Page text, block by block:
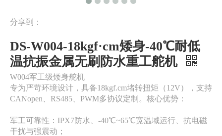
分享到：
DS-W004-18kgf·cm矮身-40℃耐低
温抗振金属无刷防水重工舵机
W004军工级矮身舵机
专为严苛环境设计，具备18kgf.cm堵转扭矩（12V），支持
CANopen、RS485、PWM多协议定制。核心优势：
军工可靠性：IPX7防水、-40℃~65℃宽温域运行、抗电磁
干扰与强震动；